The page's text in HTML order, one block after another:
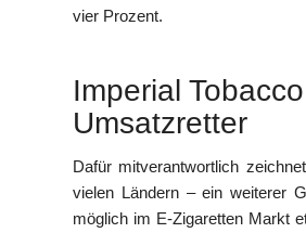
vier Prozent.
Imperial
Umsatzretter
Dafür mitverantwortlich
vielen Ländern – ein weiterer
möglich im E-Zigaretten Markt